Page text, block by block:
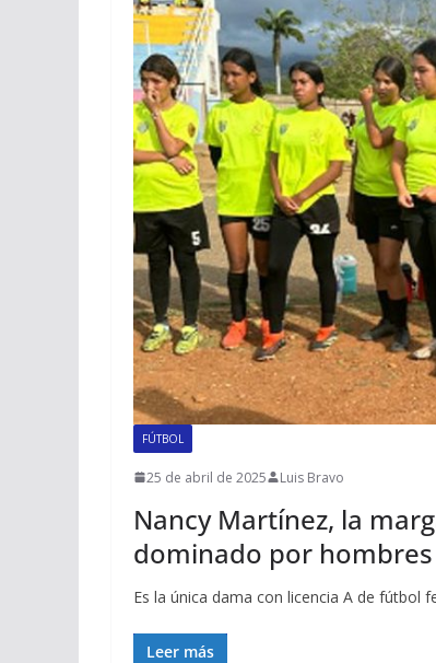
FÚTBOL
25 de abril de 2025 Luis Bravo
Nancy Martínez, la
dominado por hombres
Es la única dama con licencia A de fútbol
Leer más